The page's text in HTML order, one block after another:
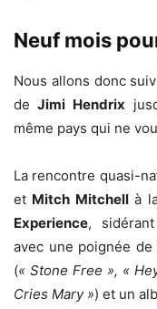
Neuf mois
Nous allons donc
de Jimi Hendrix
même pays qui ne
La rencontre quasi-
et Mitch Mitchellà
Experience, sidérant
avec une poignée de
(« Stone Free », «
Cries Mary ») et un